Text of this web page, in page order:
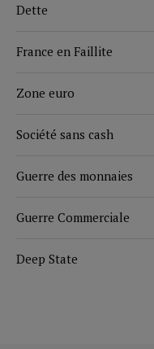
Dette
France en Faillite
Zone euro
Société sans cash
Guerre des monnaies
Guerre Commerciale
Deep State